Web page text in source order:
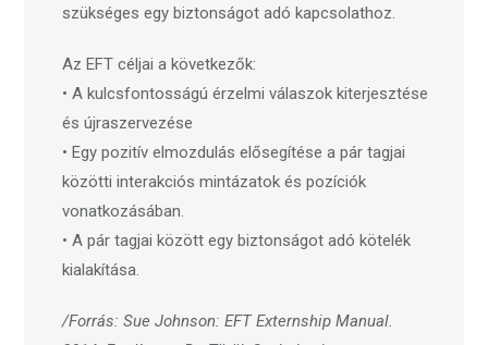
szükséges egy biztonságot adó kapcsolathoz.
Az EFT céljai a következők:
• A kulcsfontosságú érzelmi válaszok kiterjesztése
és újraszervezése
• Egy pozitív elmozdulás elősegítése a pár tagjai
közötti interakciós mintázatok és pozíciók
vonatkozásában.
• A pár tagjai között egy biztonságot adó kötelék
kialakítása.
/Forrás: Sue Johnson: EFT Externship Manual.